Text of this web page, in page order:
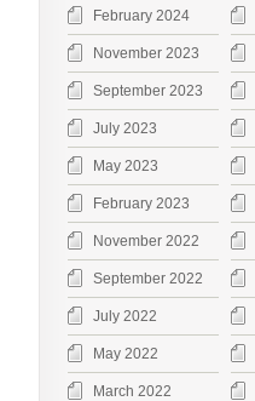
February 2024
November 2023
September 2023
July 2023
May 2023
February 2023
November 2022
September 2022
July 2022
May 2022
March 2022